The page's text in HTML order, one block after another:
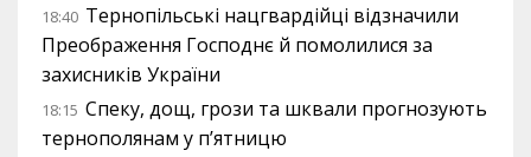
18:40 Тернопільські нацгвардійці відзначили
Преображення Господнє й помолилися за
захисників України
18:15 Спеку, дощ, грози та шквали прогнозують
тернополянам у п’ятницю